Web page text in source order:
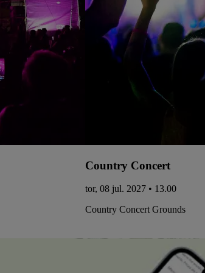
Country Concert
tor, 08 jul. 2027 • 13.00
Country Concert Grounds